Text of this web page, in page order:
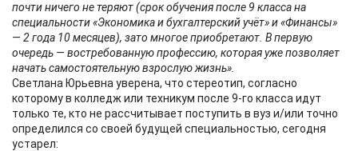
почти ничего не теряют (срок обучения после 9 класса на
специальности «Экономика и бухгалтерский учёт» и «Финансы»
— 2 года 10 месяцев), зато многое приобретают. В первую
очередь — востребованную профессию, которая уже позволяет
начать самостоятельную взрослую жизнь».
Светлана Юрьевна уверена, что стереотип, согласно
которому в колледж или техникум после 9-го класса идут
только те, кто не рассчитывает поступить в вуз и/или точно
определился со своей будущей специальностью, сегодня
устарел: